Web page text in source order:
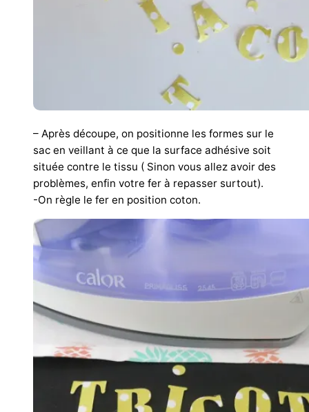
– Après découpe, on positionne les formes sur le
sac en veillant à ce que la surface adhésive soit
située contre le tissu ( Sinon vous allez avoir des
problèmes, enfin votre fer à repasser surtout).
-On règle le fer en position coton.